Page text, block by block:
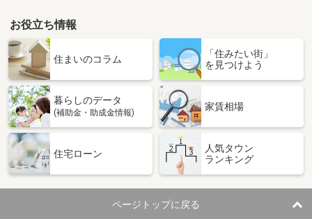
お役立ち情報
住まいのコラム
「住みたい街」
を見つけよう
暮らしのデータ
(補助金・助成金情報)
家賃相場
住宅ローン
人気タウン
ランキング
ページトップに戻る